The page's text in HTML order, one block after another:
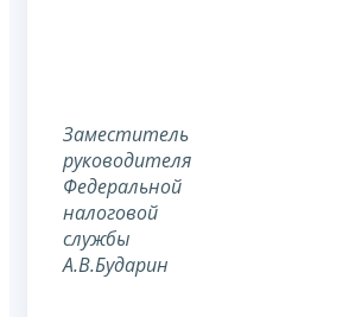
Заместитель
руководителя
Федеральной
налоговой
службы
А.В.Бударин